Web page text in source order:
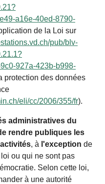
a16e-40ed-8790-
de la Loi sur
pub/blv-
927a-423b-b998-
protection des données
eli/cc/2006/355/fr).
administratives du
rendre publiques les
, à l'exception de
ou qui ne sont pas
Selon cette loi,
à une autorité